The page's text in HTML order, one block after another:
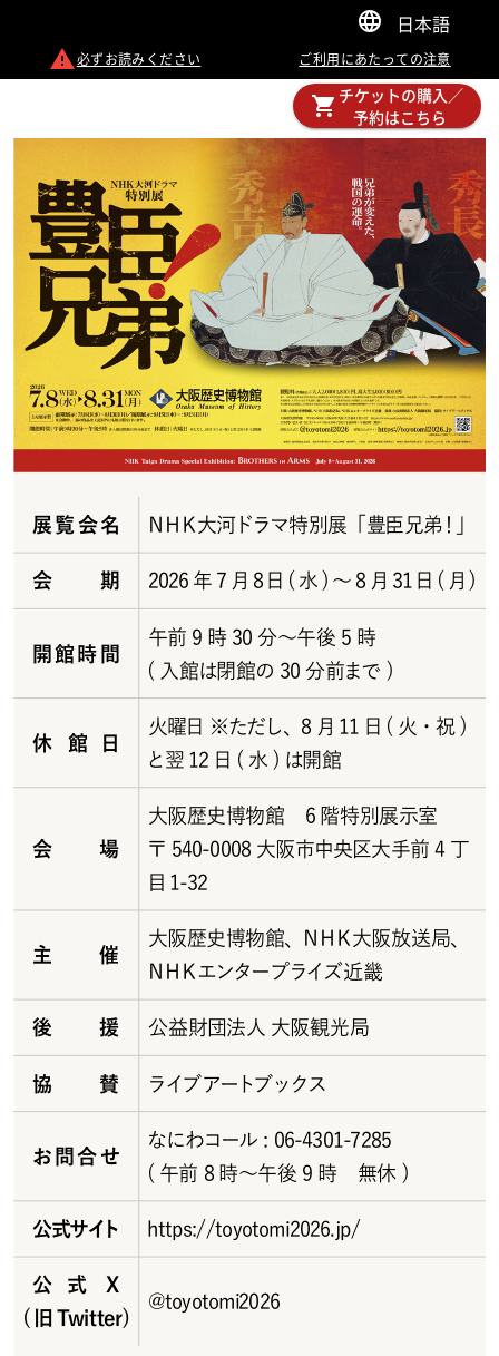
日本語
必ずお読みください ご利用にあたっての注意
チケットの購入／
予約はこちら
展覧会名 ＮＨＫ大河ドラマ特別展「豊臣兄弟！」
会期2026年7月8日(水)～8月31日(月)
開館時間
午前9時30分～午後5時
( 入館は閉館の 30 分前まで )
休館日
火曜日 ※ただし、8 月11日( 火・祝 )
と翌12日(水)は開館
会場
大阪歴史博物館 6階特別展示室
〒540-0008大阪市中央区大手前4丁
目1-32
主催
大阪歴史博物館、ＮＨＫ大阪放送局、
ＮＨＫエンタープライズ近畿
後援公益財団法人 大阪観光局
協賛ライブアートブックス
お問合せ
なにわコール: 06-4301-7285
(午前8時～午後9時 無休)
公式サイト https://toyotomi2026.jp/
公式X
(旧Twitter)
@toyotomi2026